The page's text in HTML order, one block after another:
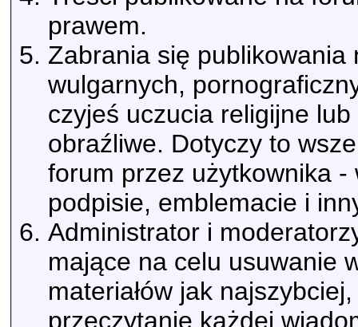
prawem.
Zabrania się publikowania
wulgarnych,
czyjeś uczucia religijne
obraźliwe. Dotyczy to
forum przez użytkownika
podpisie, emblemacie i
Administrator i
mające na celu usuwanie
materiałów jak
przeczytanie każdej